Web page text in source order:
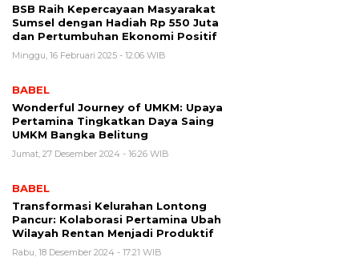
BSB Raih Kepercayaan Masyarakat
Sumsel dengan Hadiah Rp 550 Juta
dan Pertumbuhan Ekonomi Positif
Minggu, 16 Februari 2025 - 12:06 WIB
BABEL
Wonderful Journey of UMKM: Upaya
Pertamina Tingkatkan Daya Saing
UMKM Bangka Belitung
Jumat, 27 Desember 2024 - 16:26 WIB
BABEL
Transformasi Kelurahan Lontong
Pancur: Kolaborasi Pertamina Ubah
Wilayah Rentan Menjadi Produktif
Rabu, 18 Desember 2024 - 17:21 WIB